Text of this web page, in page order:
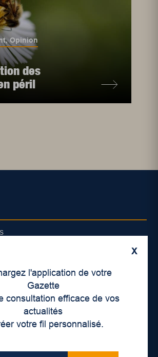
,Opinion
des
péril
X
l'application de votre
Gazette
consultation efficace de vos
actualités
votre fil personnalisé.